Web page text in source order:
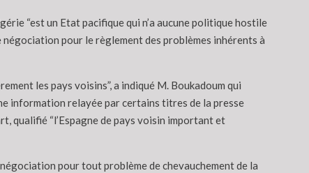
“est un Etat pacifique qui n’a aucune politique hostile
négociation pour le règlement des problèmes inhérents à
les pays voisins”, a indiqué M. Boukadoum qui
information relayée par certains titres de la presse
qualifié “l’Espagne de pays voisin important et
pour tout problème de chevauchement de la